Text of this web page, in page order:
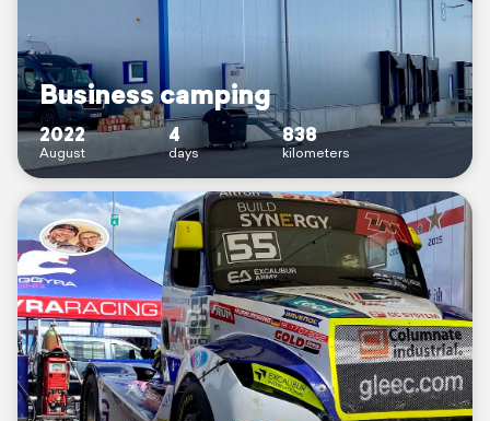
Business camping
2022
August
4
days
838
kilometers